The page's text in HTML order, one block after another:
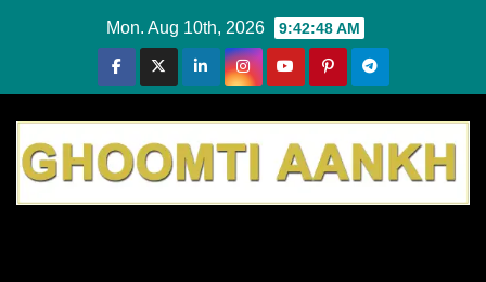
Mon. Aug 10th, 2026 9:42:48 AM